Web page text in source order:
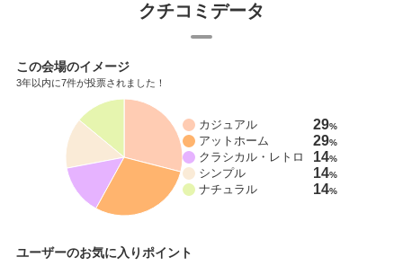
クチコミデータ
この会場のイメージ
3年以内に7件が投票されました！
カジュアル 29%
アットホーム 29%
クラシカル・レトロ 14%
シンプル 14%
ナチュラル 14%
ユーザーのお気に入りポイント